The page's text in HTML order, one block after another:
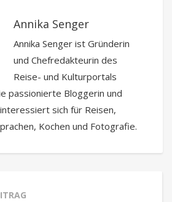
Annika Senger
Annika Senger ist Gründerin
und Chefredakteurin des
Reise- und Kulturportals
passionierte Bloggerin und
sich für Reisen,
Kochen und Fotografie.